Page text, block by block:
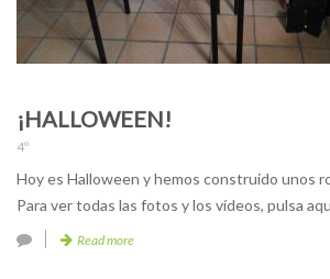
¡HALLOWEEN!
4º
Hoy es Halloween y hemos construido unos
Para ver todas las fotos y los vídeos, pulsa
Read more